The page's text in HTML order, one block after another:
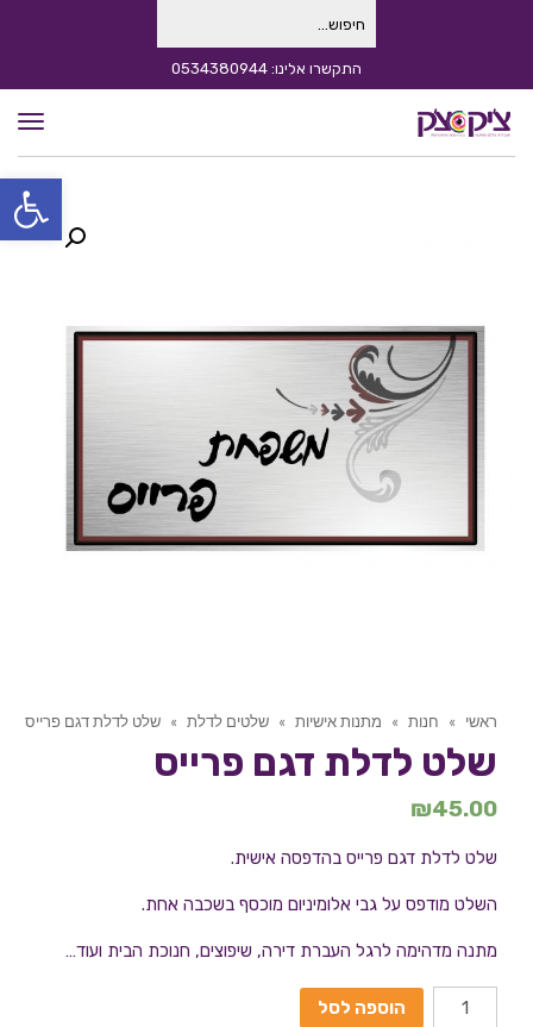
פתח
עבור: התקשרו אלינו: 0534380944
ראשי » חנות » מתנות אישיות » שלטים לדלת » שלט לדלת דגם פרייס
שלט לדלת דגם פרייס
₪45.00
שלט לדלת דגם פרייס בהדפסה אישית.
השלט מודפס על גבי אלומיניום מוכסף בשכבה אחת.
מתנה מדהימה לרגל העברת דירה, שיפוצים, חנוכת הבית ועוד…
הוספה לסל